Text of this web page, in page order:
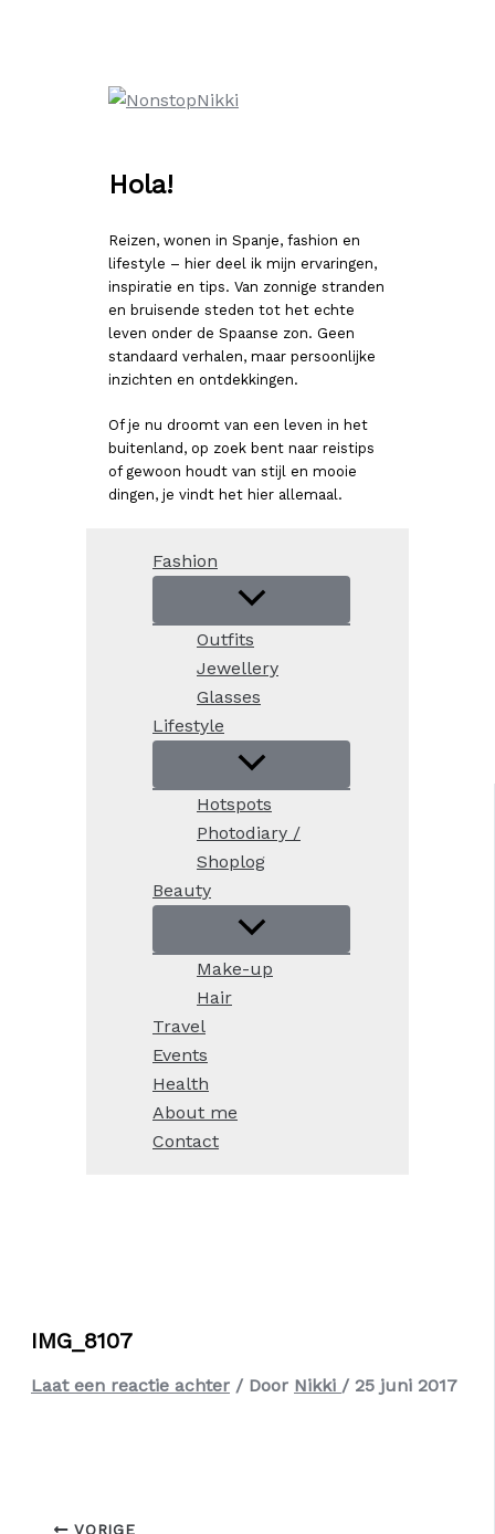
Hola!
Reizen, wonen in Spanje, fashion en
lifestyle – hier deel ik mijn ervaringen,
inspiratie en tips. Van zonnige stranden
en bruisende steden tot het echte
leven onder de Spaanse zon. Geen
standaard verhalen, maar persoonlijke
inzichten en ontdekkingen.
Of je nu droomt van een leven in het
buitenland, op zoek bent naar reistips
of gewoon houdt van stijl en mooie
dingen, je vindt het hier allemaal.
Fashion
Outfits
Jewellery
Glasses
Lifestyle
Hotspots
Photodiary /
Shoplog
Beauty
Make-up
Hair
Travel
Events
Health
About me
Contact
IMG_8107
Laat een reactie achter / Door Nikki / 25 juni 2017
VORIGE